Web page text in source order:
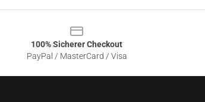
100% Sicherer Checkout
PayPal / MasterCard / Visa